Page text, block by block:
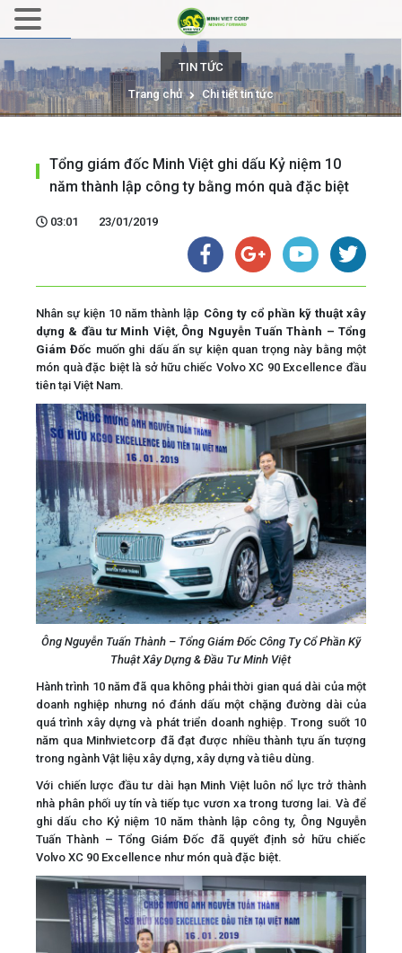
TIN TỨC
Trang chủ
Chi tiết tin tức
Tổng giám đốc Minh Việt ghi dấu Kỷ niệm 10
năm thành lập công ty bằng món quà đặc biệt
03:01 23/01/2019
Nhân sự kiện 10 năm thành lập Công ty cổ phần kỹ thuật xây
dựng & đầu tư Minh Việt, Ông Nguyễn Tuấn Thành – Tổng
Giám Đốc muốn ghi dấu ấn sự kiện quan trọng này bằng một
món quà đặc biệt là sở hữu chiếc Volvo XC 90 Excellence đầu
tiên tại Việt Nam.
Ông Nguyễn Tuấn Thành – Tổng Giám Đốc Công Ty Cổ Phần Kỹ
Thuật Xây Dựng & Đầu Tư Minh Việt
Hành trình 10 năm đã qua không phải thời gian quá dài của một
doanh nghiệp nhưng nó đánh dấu một chặng đường dài của
quá trình xây dựng và phát triển doanh nghiệp. Trong suốt 10
năm qua Minhvietcorp đã đạt được nhiều thành tựu ấn tượng
trong ngành Vật liệu xây dựng, xây dựng và tiêu dùng.
Với chiến lược đầu tư dài hạn Minh Việt luôn nổ lực trở thành
nhà phân phối uy tín và tiếp tục vươn xa trong tương lai. Và để
ghi dấu cho Kỷ niệm 10 năm thành lập công ty, Ông Nguyễn
Tuấn Thành – Tổng Giám Đốc đã quyết định sở hữu chiếc
Volvo XC 90 Excellence như món quà đặc biệt.